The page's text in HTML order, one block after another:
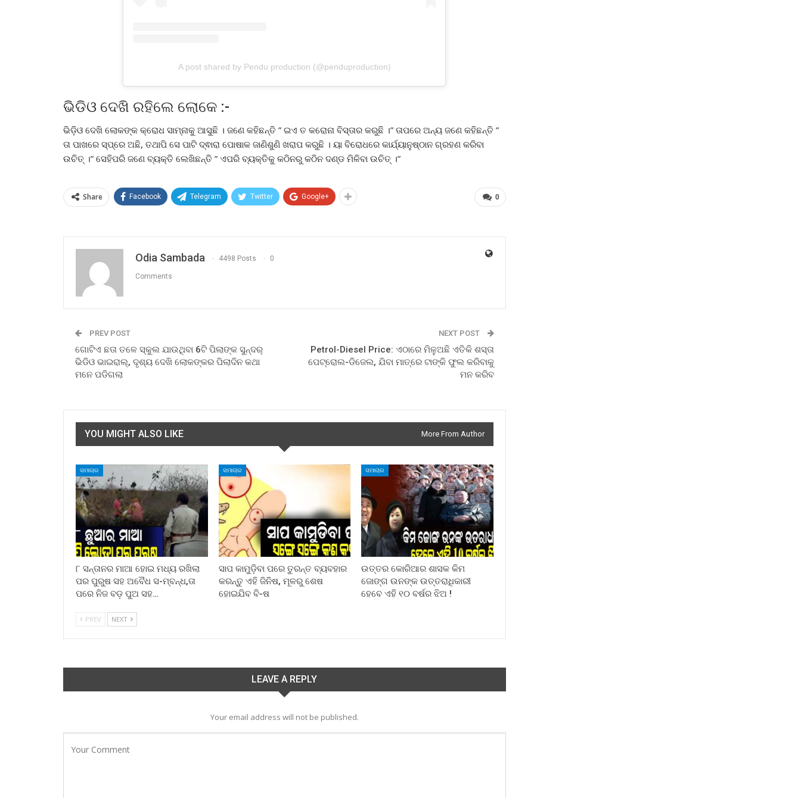
A post shared by Pendu production (@penduproduction)
ଭିଡିଓ ଦେଖି ରହିଲେ ଲୋକେ :-
ଭିଡ଼ିଓ ଦେଖି ଲୋକଙ୍କ କ୍ରୋଧ ସାମ୍ନାକୁ ଆସୁଛି । ଜଣେ କହିଛନ୍ତି ” ଇଏ ତ କରୋନା ବିସ୍ତାର କରୁଛି ।” ତାପରେ ଅନ୍ୟ ଜଣେ କହିଛନ୍ତି ”
ତା ପାଖରେ ସ୍ପ୍ରେ ଅଛି, ତଥାପି ସେ ପାଟି ଦ୍ଵାରା ପୋଷାକ ଜାଣିଶୁଣି ଖରାପ କରୁଛି । ୟା ବିରୋଧରେ କାର୍ଯ୍ୟାନୁଷ୍ଠାନ ଗ୍ରହଣ କରିବା
ଉଚିତ୍ ।” ସେହିପରି ଜଣେ ବ୍ୟକ୍ତି ଲେଖିଛନ୍ତି ” ଏପରି ବ୍ୟକ୍ତିକୁ କଠିନରୁ କଠିନ ଦଣ୍ଡ ମିଳିବା ଉଚିତ୍ ।”
0
Share Facebook Telegram Twitter Google+
Odia Sambada 4498 Posts 0
Comments
PREV POST
ଗୋଟିଏ ଛତା ତଳେ ସ୍କୁଲ ଯାଉଥିବା 6ଟି ପିଲାଙ୍କ ସୁନ୍ଦର୍
ଭିଡିଓ ଭାଇରାଲ୍, ଦୃଶ୍ୟ ଦେଖି ଲୋକଙ୍କର ପିଲାଦିନ କଥା
ମନେ ପଡିଗଲା
NEXT POST
Petrol-Diesel Price: ଏଠାରେ ମିଳୁଅଛି ଏତିକି ଶସ୍ତା
ପେଟ୍ରୋଲ-ଡିଜେଲ, ଯିବା ମାତ୍ରେ ଟାଙ୍କି ଫୁଲ କରିବାକୁ
ମନ କରିବ
YOU MIGHT ALSO LIKE More From Author
ସମାଚାର
୮ ସନ୍ତାନର ମାଆ ହୋଇ ମଧ୍ୟ ରଖିଲା
ପର ପୁରୁଷ ସହ ଅବୈଧ ସ-ମ୍ବନ୍ଧ,ତା
ପରେ ନିଜ ବଡ଼ ପୁଅ ସହ…
ସମାଚାର
ସାପ କାମୁଡ଼ିବା ପରେ ତୁରନ୍ତ ବ୍ୟବହାର
କରନ୍ତୁ ଏହି ଜିନିଷ, ମୂଳରୁ ଶେଷ
ହୋଇଯିବ ବି-ଷ
ସମାଚାର
ଉତ୍ତର କୋରିଆର ଶାସକ କିମ
ଜୋଙ୍ଗ ଉନଙ୍କ ଉତ୍ତରାଧିକାରୀ
ହେବେ ଏହି ୧୦ ବର୍ଷର ଝିଅ !
PREV NEXT
LEAVE A REPLY
Your email address will not be published.